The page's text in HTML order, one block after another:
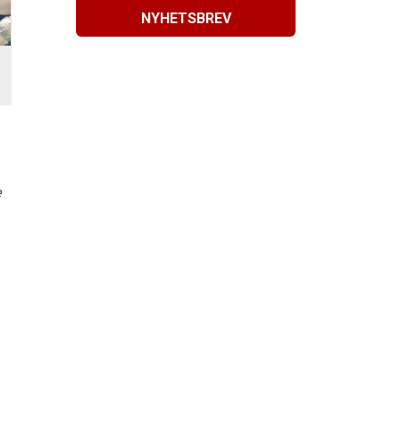
NYHETSBREV